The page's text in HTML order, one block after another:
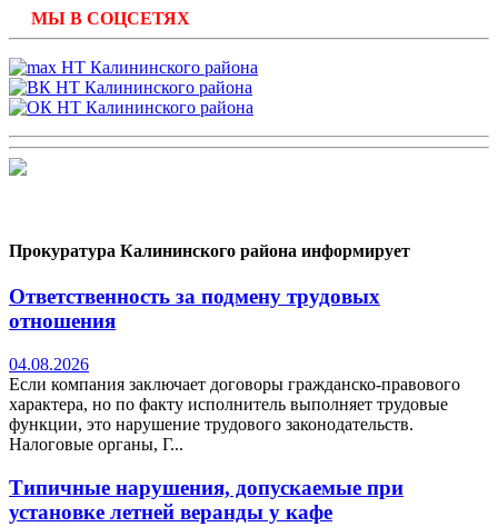
МЫ В СОЦСЕТЯХ
Прокуратура Калининского района информирует
Ответственность за подмену трудовых
отношения
04.08.2026
Если компания заключает договоры гражданско-правового
характера, но по факту исполнитель выполняет трудовые
функции, это нарушение трудового законодательств.
Налоговые органы, Г...
Типичные нарушения, допускаемые при
установке летней веранды у кафе